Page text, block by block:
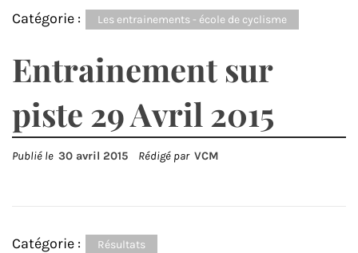
Catégorie : Les entrainements - école de cyclisme
Entrainement sur
piste 29 Avril 2015
Publié le 30 avril 2015 Rédigé par VCM
Catégorie : Résultats